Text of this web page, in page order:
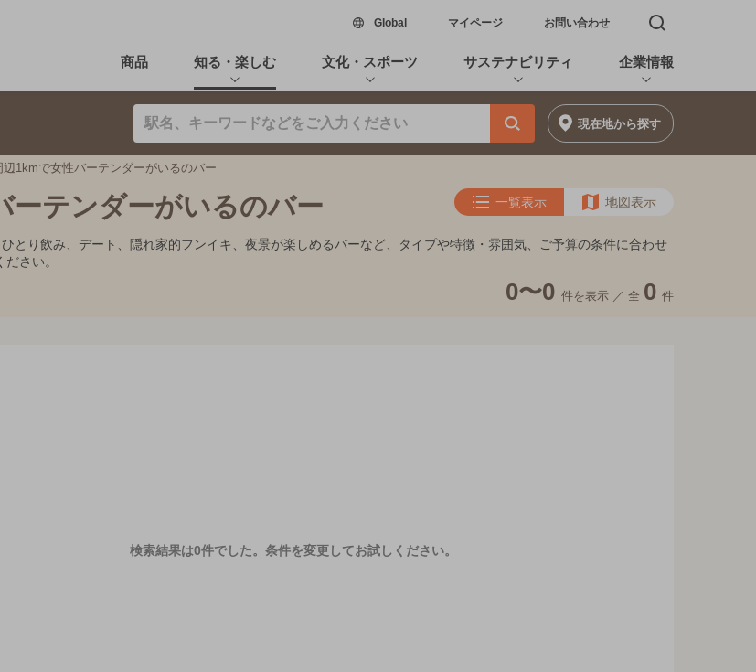
Global新しいウィンドウで開く
マイページ お問い合わせ 検索窓を開く
商品 知る・楽しむ 文化・スポーツ サステナビリティ 企業情報
現在地から探す
辺1kmで女性バーテンダーがいるのバー
ーテンダーがいるのバー 一覧表示 地図表示
とり飲み、デート、隠れ家的フンイキ、夜景が楽しめるバーなど、タイプや特徴・雰囲気、ご予算の条件に合わせ
さい。
0〜0 件を表示 ／ 全 0 件
検索結果は0件でした。 条件を変更してお試しください。